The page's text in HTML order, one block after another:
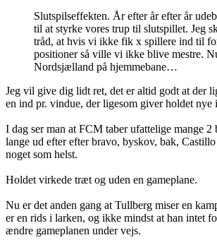
Slutspilseffekten. År efter år efter år
til at styrke vores trup til slutspillet. Jeg
tråd, at hvis vi ikke fik x spillere ind til
positioner så ville vi ikke blive mestre.
Nordsjælland på hjemmebane…
Jeg vil give dig lidt ret, det er altid godt at der
en ind pr. vindue, der ligesom giver holdet nye
I dag ser man at FCM taber ufattelige mange 2
lange ud efter efter bravo, byskov, bak,
noget som helst.
Holdet virkede træt og uden en gameplane.
Nu er det anden gang at Tullberg miser en
er en rids i larken, og ikke mindst at han intet
ændre gameplanen under vejs.